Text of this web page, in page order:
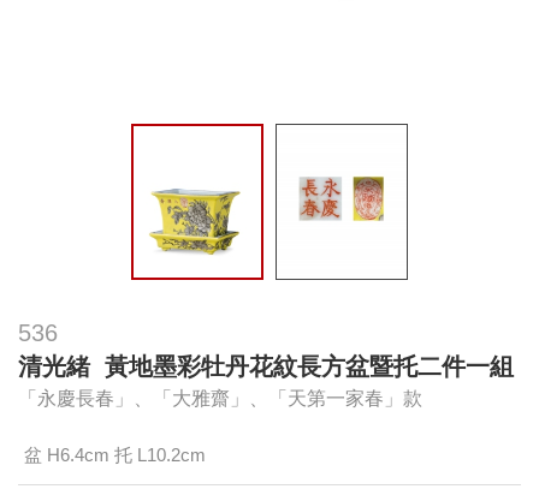
536
清光緒 黃地墨彩牡丹花紋長方盆暨托二件一組
「永慶長春」、「大雅齋」、「天第一家春」款
盆 H6.4cm 托 L10.2cm